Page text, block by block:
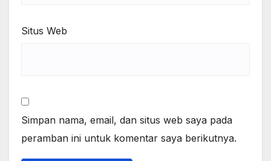
Situs Web
Simpan nama, email, dan situs web saya pada
peramban ini untuk komentar saya berikutnya.